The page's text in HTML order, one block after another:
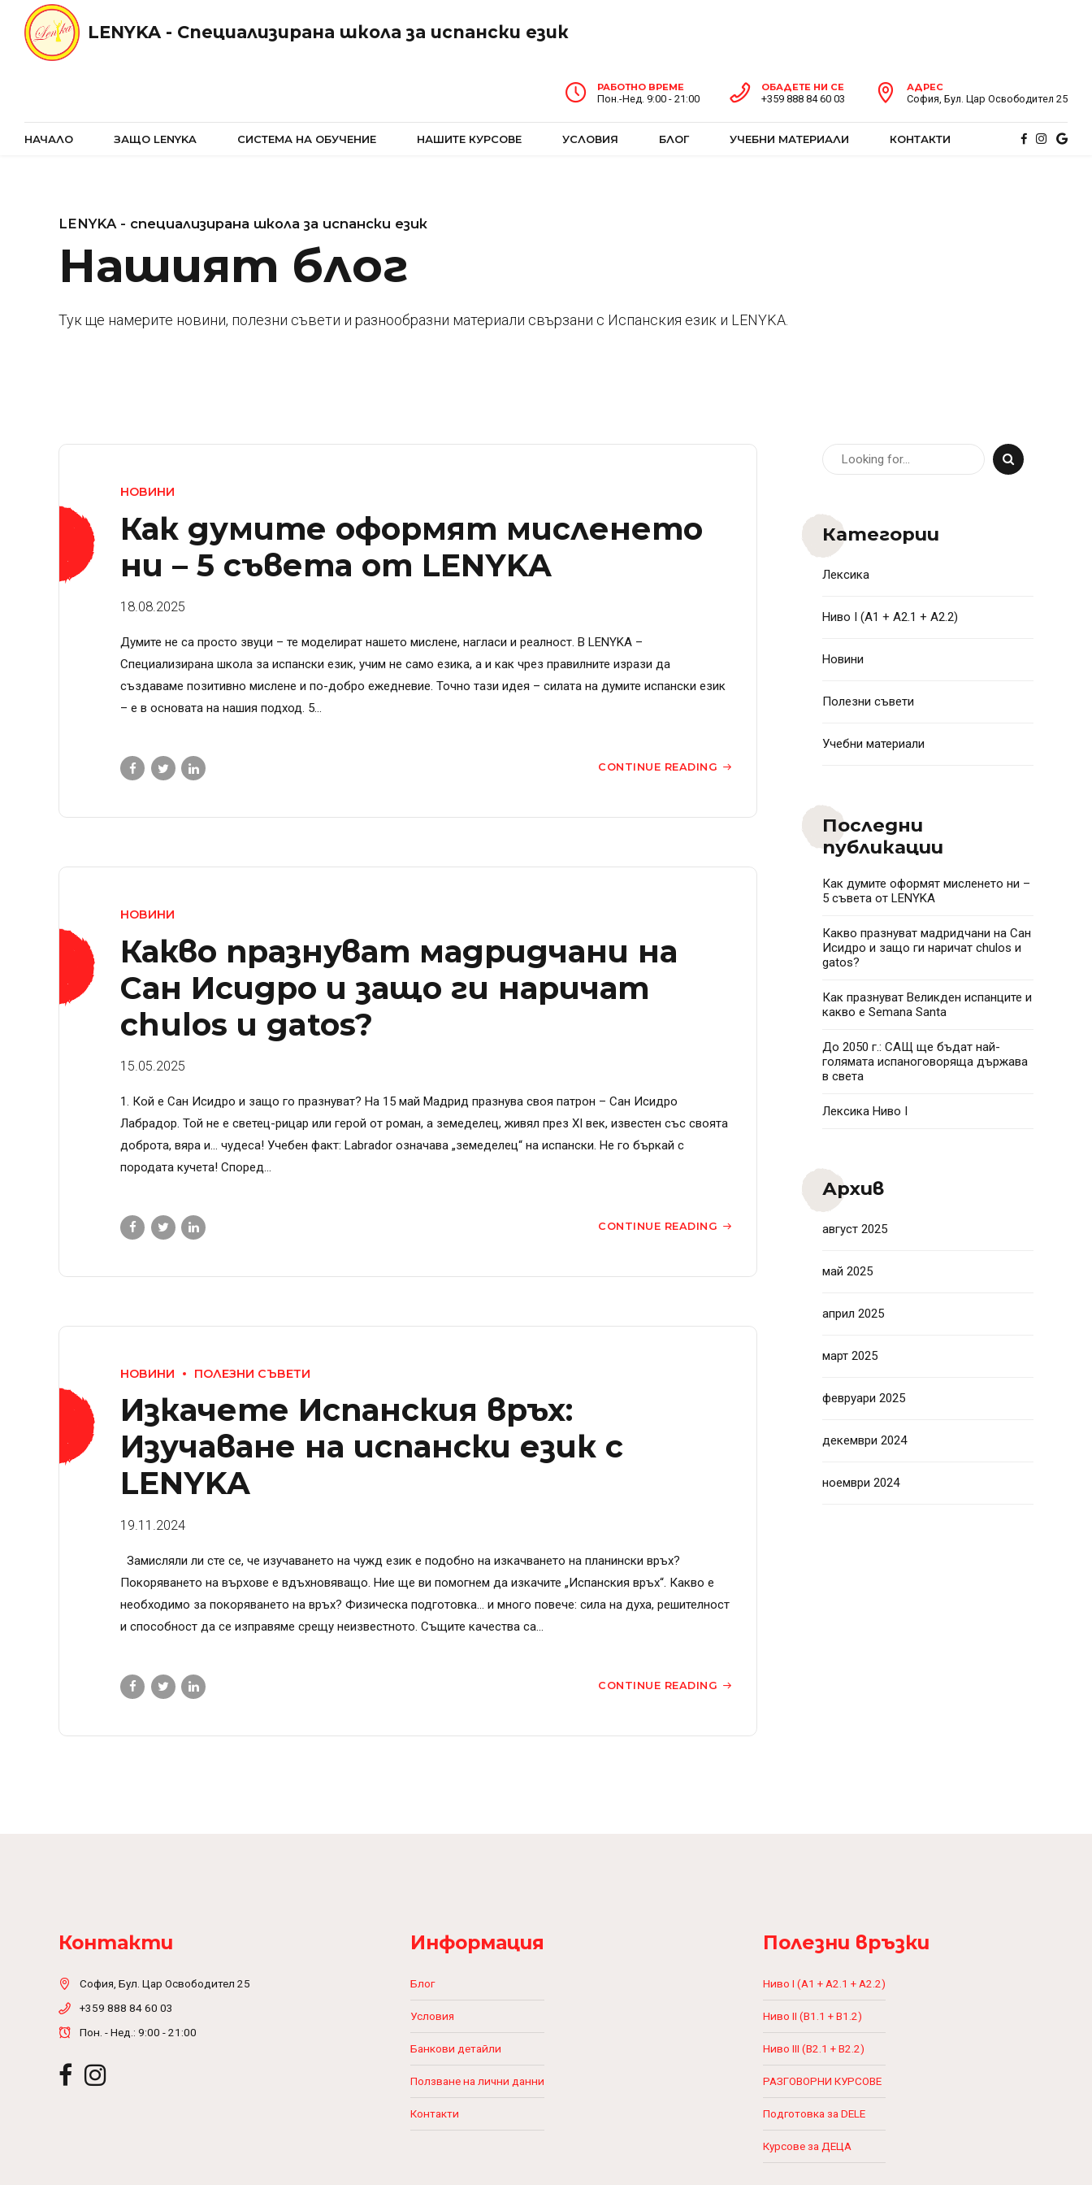
LENYKA - Специализирана школа за испански език
РАБОТНО ВРЕМЕ
Пон.-Нед. 9:00 - 21:00
ОБАДЕТЕ НИ СЕ
+359 888 84 60 03
АДРЕС
София, Бул. Цар Освободител 25
НАЧАЛО ЗАЩО LENYKA СИСТЕМА НА ОБУЧЕНИЕ НАШИТЕ КУРСОВЕ УСЛОВИЯ БЛОГ УЧЕБНИ МАТЕРИАЛИ КОНТАКТИ
LENYKA - специализирана школа за испански език
Нашият блог
Тук ще намерите новини, полезни съвети и разнообразни материали свързани с Испанския език и LENYKA.
НОВИНИ
Как думите оформят мисленето
ни – 5 съвета от LENYKA
18.08.2025
Думите не са просто звуци – те моделират нашето мислене, нагласи и реалност. В LENYKA –
Специализирана школа за испански език, учим не само езика, а и как чрез правилните изрази да
създаваме позитивно мислене и по-добро ежедневие. Точно тази идея – силата на думите испански език
– е в основата на нашия подход. 5...
CONTINUE READING
НОВИНИ
Какво празнуват мадридчани на
Сан Исидро и защо ги наричат
chulos и gatos?
15.05.2025
1. Кой е Сан Исидро и защо го празнуват? На 15 май Мадрид празнува своя патрон – Сан Исидро
Лабрадор. Той не е светец-рицар или герой от роман, а земеделец, живял през XI век, известен със своята
доброта, вяра и… чудеса! Учебен факт: Labrador означава „земеделец“ на испански. Не го бъркай с
породата кучета! Според...
CONTINUE READING
НОВИНИ ПОЛЕЗНИ СЪВЕТИ
Изкачете Испанския връх:
Изучаване на испански език с
LENYKA
19.11.2024
Замисляли ли сте се, че изучаването на чужд език е подобно на изкачването на планински връх?
Покоряването на върхове е вдъхновяващо. Ние ще ви помогнем да изкачите „Испанския връх“. Какво е
необходимо за покоряването на връх? Физическа подготовка… и много повече: сила на духа, решителност
и способност да се изправяме срещу неизвестното. Същите качества са...
CONTINUE READING
Категории
Лексика
Ниво I (A1 + A2.1 + A2.2)
Новини
Полезни съвети
Учебни материали
Последни
публикации
Как думите оформят мисленето ни –
5 съвета от LENYKA
Какво празнуват мадридчани на Сан
Исидро и защо ги наричат chulos и
gatos?
Как празнуват Великден испанците и
какво e Semana Santa
До 2050 г.: САЩ ще бъдат най-
голямата испаноговоряща държава
в света
Лексика Ниво I
Архив
август 2025
май 2025
април 2025
март 2025
февруари 2025
декември 2024
ноември 2024
Контакти
София, Бул. Цар Освободител 25
+359 888 84 60 03
Пон. - Нед.: 9:00 - 21:00
Информация
Блог
Условия
Банкови детайли
Ползване на лични данни
Контакти
Полезни връзки
Ниво I (A1 + A2.1 + A2.2)
Ниво II (B1.1 + B1.2)
Ниво III (B2.1 + B2.2)
РАЗГОВОРНИ КУРСОВЕ
Подготовка за DELE
Курсове за ДЕЦА